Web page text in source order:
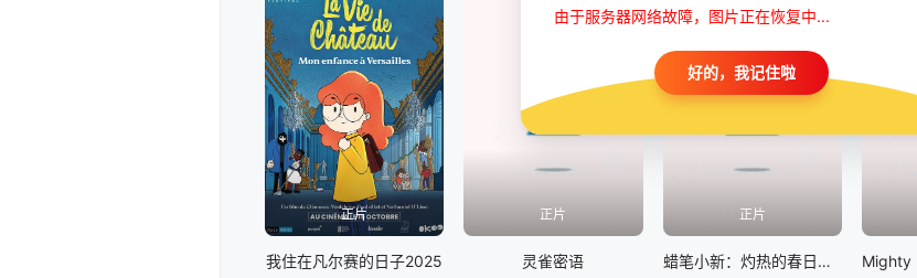
正片
我住在凡尔赛的日子2025
正片
灵雀密语
正片
蜡笔小新：灼热的春日部舞者们
由于服务器网络故障，图片正在恢复中...
好的，我记住啦